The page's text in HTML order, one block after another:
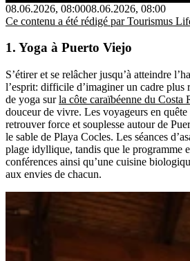
08.06.2026, 08:0008.06.2026, 08:00
Ce contenu a été rédigé par Tourismus
1. Yoga à Puerto Viejo
S’étirer et se relâcher jusqu’à atteindre
l’esprit: difficile d’imaginer un cadre plus
de yoga surla côte caraïbéenne du Costa
douceur de vivre. Les voyageurs en
retrouver force et souplesse autour de
le sable de Playa Cocles. Les séances
plage idyllique, tandis que le programme
conférences ainsi qu’une cuisine
aux envies de chacun.